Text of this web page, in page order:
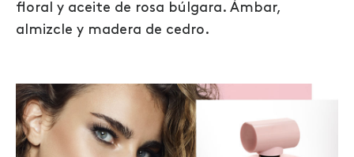
floral y aceite de rosa búlgara. Ámbar,
almizcle y madera de cedro.